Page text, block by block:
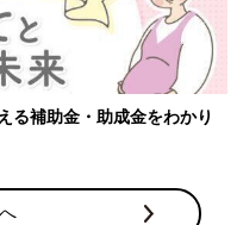
る補助金・助成金をわかり